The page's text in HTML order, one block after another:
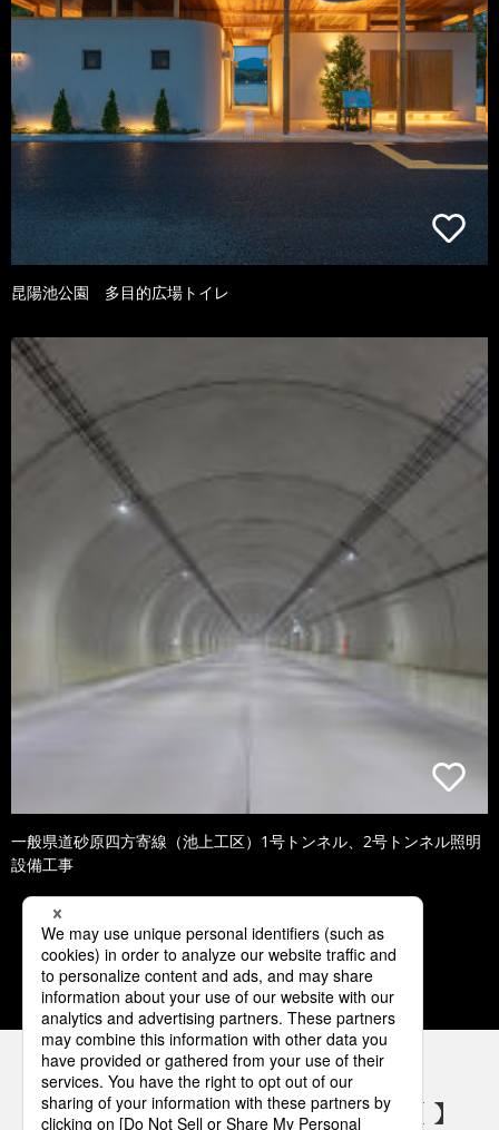
昆陽池公園 多目的広場トイレ
一般県道砂原四方寄線（池上工区）1号トンネル、2号トンネル照明
設備工事
1 2 3 4 5
パナソニックの電気設備 SNSアカウント